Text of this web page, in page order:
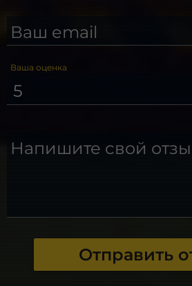
Ваш email
Ваша оценка
Напишите свой
Отправить